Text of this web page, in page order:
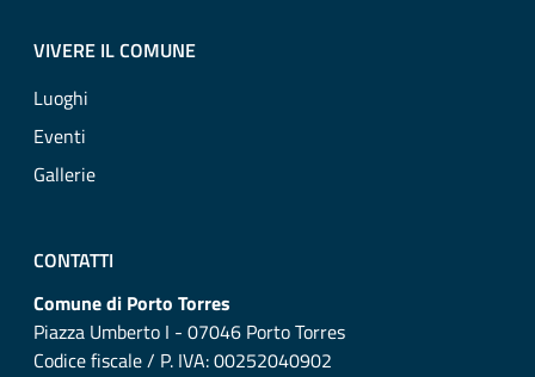
VIVERE IL COMUNE
Luoghi
Eventi
Gallerie
CONTATTI
Comune di Porto Torres
Piazza Umberto I - 07046 Porto Torres
Codice fiscale / P. IVA: 00252040902